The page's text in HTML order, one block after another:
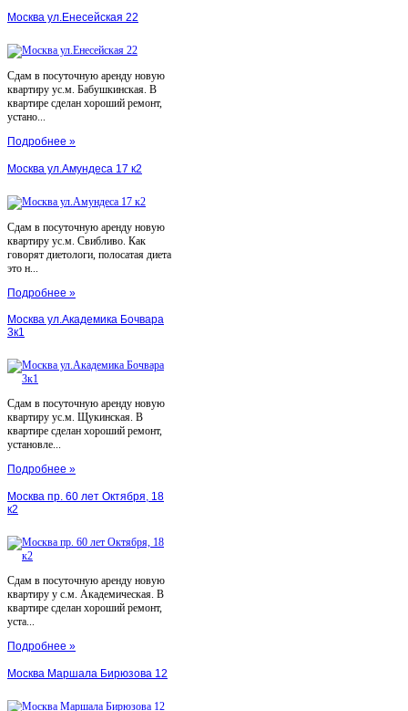
Москва ул.Енесейская 22
Сдам в посуточную аренду новую
квартиру ус.м. Бабушкинская. В
квартире сделан хороший ремонт,
устано...
Подробнее »
Москва ул.Амундеса 17 к2
Сдам в посуточную аренду новую
квартиру ус.м. Свибливо. Как
говорят диетологи, полосатая диета
это н...
Подробнее »
Москва ул.Академика Бочвара
3к1
Сдам в посуточную аренду новую
квартиру ус.м. Щукинская. В
квартире сделан хороший ремонт,
установле...
Подробнее »
Москва пр. 60 лет Октября, 18
к2
Сдам в посуточную аренду новую
квартиру у с.м. Академическая. В
квартире сделан хороший ремонт,
уста...
Подробнее »
Москва Маршала Бирюзова 12